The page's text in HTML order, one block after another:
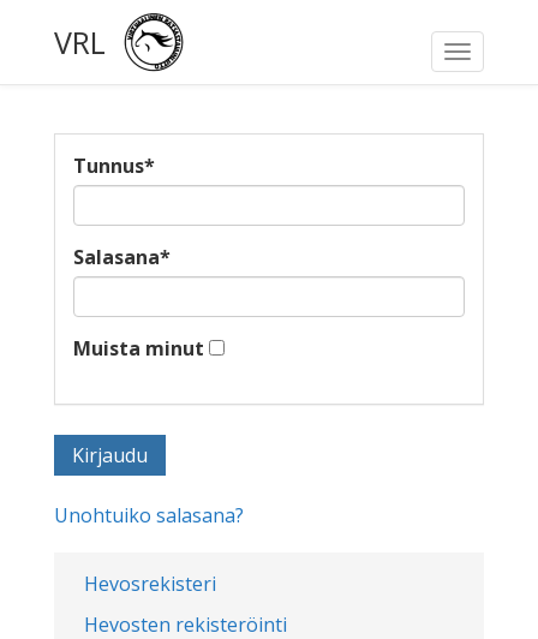
Toggle
VRL
Hevosrekisteri
Hevosten rekisteröinti
Tunnus*
Salasana*
Muista minut
Unohtuiko salasana?